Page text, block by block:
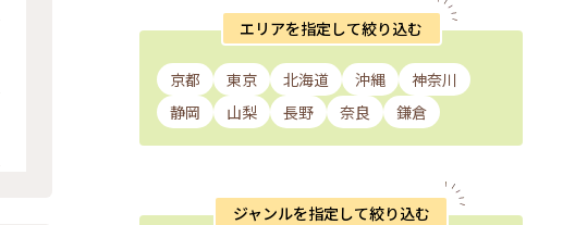
エリアを指定して絞り込む
京都 東京 北海道 沖縄
神奈川
静岡
山梨 長野 奈良 鎌倉
ジャンルを指定して絞り込む